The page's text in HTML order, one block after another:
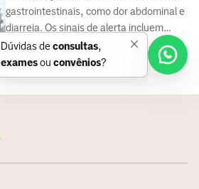
gastrointestinais, como dor abdominal e
diarreia. Os sinais de alerta incluem
desidratação e presença de sangue nas
fezes.
Dúvidas deconsultas,
examesou convênios?